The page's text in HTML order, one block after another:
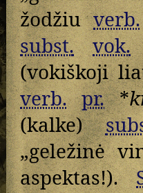
žodžiuverb.
subst.
vok.
(vokiškoji
verb. pr.*
(kalke)
„geležinė
aspektas!).